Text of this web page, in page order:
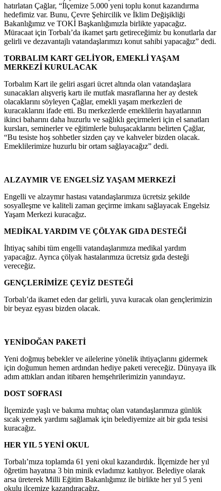
hatırlatan Çağlar, “İlçemize 5.000 yeni toplu konut kazandırma
hedefimiz var. Bunu, Çevre Şehircilik ve İklim Değişikliği
Bakanlığımız ve TOKİ Başkanlığımızla birlikte yapacağız.
Müracaat için Torbalı’da ikamet şartı getireceğimiz bu konutlarla dar
gelirli ve dezavantajlı vatandaşlarımızı konut sahibi yapacağız” dedi.
TORBALIM KART GELİYOR, EMEKLİ YAŞAM
MERKEZİ KURULACAK
Torbalım Kart ile geliri asgari ücret altında olan vatandaşlara
sunacakları alışveriş kartı ile mutfak masraflarına her ay destek
olacaklarını söyleyen Çağlar, emekli yaşam merkezleri de
kuracaklarını ifade etti. Bu merkezlerde emeklilerin hayatlarının
ikinci baharını daha huzurlu ve sağlıklı geçirmeleri için el sanatları
kursları, seminerler ve eğitimlerle buluşacaklarını belirten Çağlar,
“Bu tesiste hoş sohbetler sizden çay ve kahveler bizden olacak.
Emeklilerimize huzurlu bir ortam sağlayacağız” dedi.
ALZAYMIR VE ENGELSİZ YAŞAM MERKEZİ
Engelli ve alzaymır hastası vatandaşlarımıza ücretsiz şekilde
sosyalleşme ve kaliteli zaman geçirme imkanı sağlayacak Engelsiz
Yaşam Merkezi kuracağız.
MEDİKAL YARDIM VE ÇÖLYAK GIDA DESTEĞİ
İhtiyaç sahibi tüm engelli vatandaşlarımıza medikal yardım
yapacağız. Ayrıca çölyak hastalarımıza ücretsiz gıda desteği
vereceğiz.
GENÇLERİMİZE ÇEYİZ DESTEĞİ
Torbalı’da ikamet eden dar gelirli, yuva kuracak olan gençlerimizin
bir beyaz eşyası bizden olacak.
YENİDOĞAN PAKETİ
Yeni doğmuş bebekler ve ailelerine yönelik ihtiyaçlarını gidermek
için doğumun hemen ardından hediye paketi vereceğiz. Dünyaya ilk
adım attıkları andan itibaren hemşehrilerimizin yanındayız.
DOST SOFRASI
İlçemizde yaşlı ve bakıma muhtaç olan vatandaşlarımıza günlük
sıcak yemek yardımı sağlamak için belediyemize ait bir gıda tesisi
kuracağız.
HER YIL 5 YENİ OKUL
Torbalı’mıza toplamda 61 yeni okul kazandırdık. İlçemizde her yıl
öğretim hayatına 3 bin minik evladımız katılıyor. Belediye olarak
arsa üreterek Milli Eğitim Bakanlığımız ile birlikte her yıl 5 yeni
okulu ilçemize kazandıracağız.